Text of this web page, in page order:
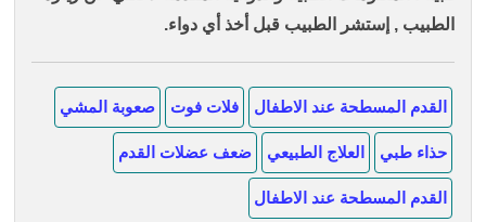
الطبيب , إستشر الطبيب قبل أخذ أي دواء.
القدم المسطحة عند الاطفال فلات فوت صعوبة المشي
حذاء طبي العلاج الطبيعي ضعف عضلات القدم
القدم المسطحة عند الاطفال